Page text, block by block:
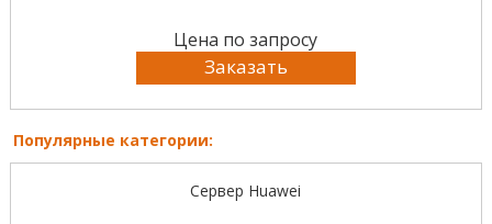
Цена по запросу
Заказать
Популярные категории:
Сервер Huawei